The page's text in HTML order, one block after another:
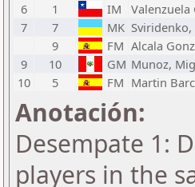
6
1 IM Valenzuela
7
7 MK Sviridenko,
9
FM Alcala
9
10 GM Munoz,
10
5 FM Martin
Anotación:
Desempate 1:
players in the